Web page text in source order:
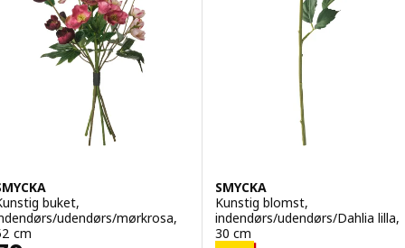
buket,
udendørs/mørkrosa,
cm
SMYCKA
Kunstig blomst,
indendørs/udendørs/Dahlia lilla,
30 cm